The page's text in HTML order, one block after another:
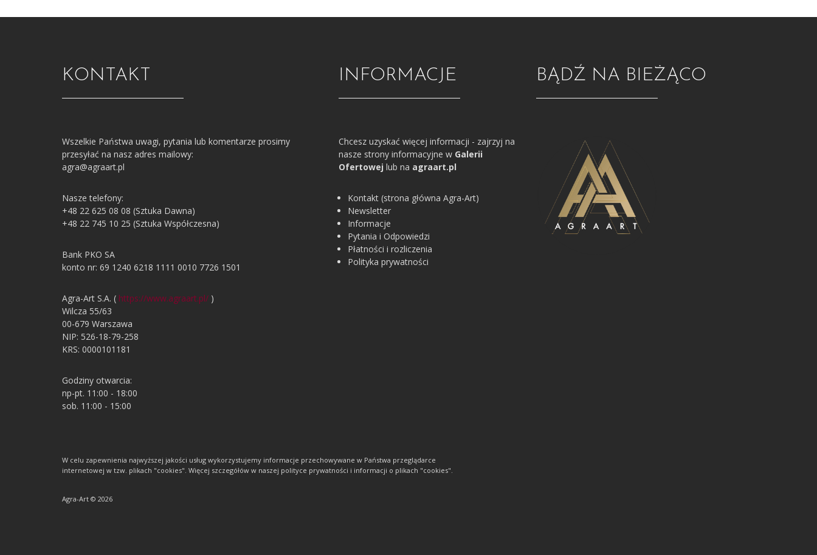
BĄDŹ NA BIEŻĄCO
INFORMACJE
Chcesz uzyskać więcej informacji - zajrzyj na
nasze strony informacyjne w Galerii
Ofertowej lub na agraart.pl
Kontakt (strona główna Agra-Art)
Newsletter
Informacje
Pytania i Odpowiedzi
Płatności i rozliczenia
Polityka prywatności
KONTAKT
Wszelkie Państwa uwagi, pytania lub komentarze prosimy
przesyłać na nasz adres mailowy:
agra@agraart.pl
Nasze telefony:
+48 22 625 08 08 (Sztuka Dawna)
+48 22 745 10 25 (Sztuka Współczesna)
Bank PKO SA
konto nr: 69 1240 6218 1111 0010 7726 1501
Agra-Art S.A. ( https://www.agraart.pl/ )
Wilcza 55/63
00-679 Warszawa
NIP: 526-18-79-258
KRS: 0000101181
Godziny otwarcia:
np-pt. 11:00 - 18:00
sob. 11:00 - 15:00
W celu zapewnienia najwyższej jakości usług wykorzystujemy informacje przechowywane w Państwa przeglądarce
internetowej w tzw. plikach "cookies". Więcej szczegółów w naszej polityce prywatności i informacji o plikach "cookies".
Agra-Art © 2026